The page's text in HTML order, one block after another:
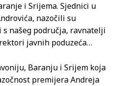
i Srijema. Sjednici u
nazočili su
našeg područja, ravnatelji
javnih poduzeća…
Baranju i Srijem koja
premijera Andreja